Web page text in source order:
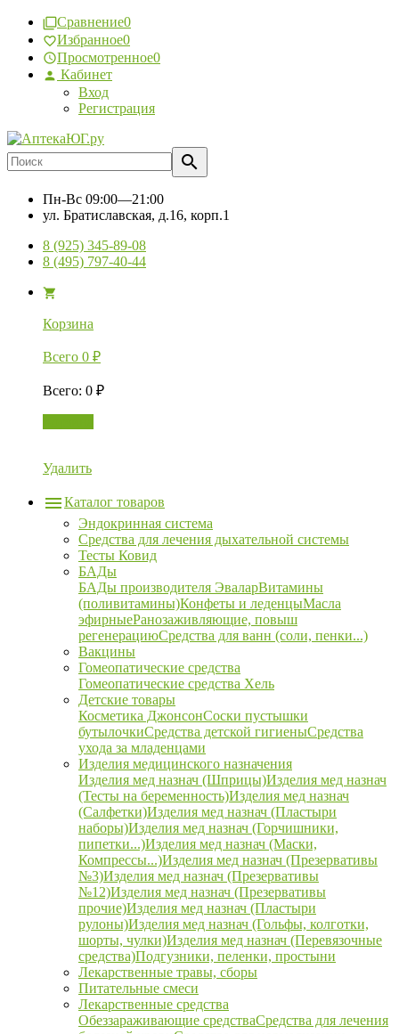
Сравнение0
Избранное0
Просмотренное0
Кабинет
Вход
Регистрация
Пн-Вс 09:00—21:00
ул. Братиславская, д.16, корп.1
8 (925) 345-89-08
8 (495) 797-40-44
Корзина
Всего 0 ₽
Всего: 0 ₽
Удалить
Каталог товаров
Эндокринная система
Средства для лечения дыхательной системы
Тесты Ковид
БАДы
БАДы производителя ЭваларВитамины
(поливитамины)Конфеты и леденцыМасла
эфирныеРанозаживляющие, повыш
регенерациюСредства для ванн (соли, пенки...)
Вакцины
Гомеопатические средства
Гомеопатические средства Хель
Детские товары
Косметика ДжонсонСоски пустышки
бутылочкиСредства детской гигиеныСредства
ухода за младенцами
Изделия медицинского назначения
Изделия мед назнач (Шприцы)Изделия мед назнач
(Тесты на беременность)Изделия мед назнач
(Салфетки)Изделия мед назнач (Пластыри
наборы)Изделия мед назнач (Горчишники,
пипетки...)Изделия мед назнач (Маски,
Компрессы...)Изделия мед назнач (Презервативы
№3)Изделия мед назнач (Презервативы
№12)Изделия мед назнач (Презервативы
прочие)Изделия мед назнач (Пластыри
рулоны)Изделия мед назнач (Гольфы, колготки,
шорты, чулки)Изделия мед назнач (Перевязочные
средства)Подгузники, пеленки, простыни
Лекарственные травы, сборы
Питательные смеси
Лекарственные средства
Обеззараживающие средстваСредства для лечения